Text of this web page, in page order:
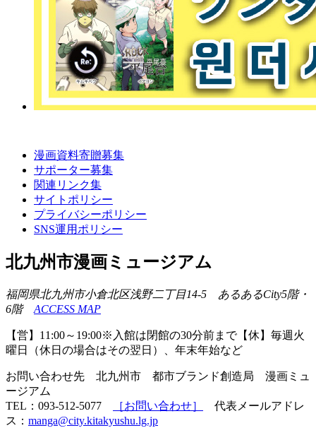
漫画資料寄贈募集
サポーター募集
関連リンク集
サイトポリシー
プライバシーポリシー
SNS運用ポリシー
北九州市漫画ミュージアム
福岡県北九州市小倉北区浅野二丁目14-5 あるあるCity5階・
6階 ACCESS MAP
【営】11:00～19:00※入館は閉館の30分前まで【休】毎週火
曜日（休日の場合はその翌日）、年末年始など
お問い合わせ先 北九州市 都市ブランド創造局 漫画ミュ
ージアム
TEL：093-512-5077
［お問い合わせ］
代表メールアドレ
ス： manga@city.kitakyushu.lg.jp